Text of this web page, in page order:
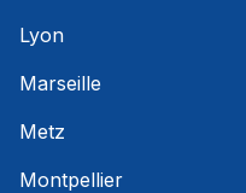
Lyon
Marseille
Metz
Montpellier